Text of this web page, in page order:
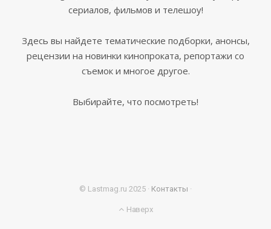
сериалов, фильмов и телешоу!
Здесь вы найдете тематические подборки, анонсы,
рецензии на новинки кинопроката, репортажи со
съемок и многое другое.
Выбирайте, что посмотреть!
© Lastmag.ru 2025 · Контакты ·
Наверх